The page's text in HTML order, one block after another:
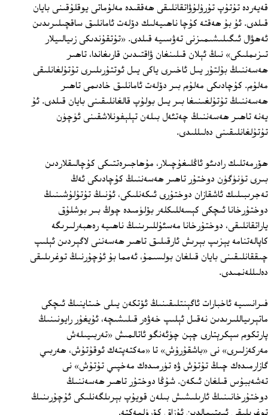
قەيەردە تۇتۇپ تۇرۇلۇۋاتقانلىقى ھەققىدە مەلۇماتى يوقلۇقىنى بايان
قىلدى. ئۇ بۇ ھەقتە كۇچا ناھىيەلىك دۆلەت ئامانلىق ساقچىلىرىدىن
ئەھۋال ئىگىلىشىمىزنى تەۋسىيە قىلدى. «تۇتقۇندىكى زىيالىيلار
تىزىملىكى» نىڭ ئېلان قىلىنغان ۋاقتىدىن قارىغاندا، تاھىر
ھەسەننىڭ بۇلتۇر يىل ئاخىرى ياكى يىل ئوتتۇرىلىرى تۇتۇلغانلىقى
مەلۇم. كۇچادىكى مەلۇم بىر دۆلەت ئامانلىق خادىمى تاھىر
ھەسەننىڭ تۇتۇلغىنىغا بىر يىل بولۇپ قالغانلىقىنى بايان قىلدى. ئۇ
يەنە تاھىر ھەسەننىڭ چەتئەل بىلەن تېلېفونلاشقىنى ئۈچۈن
تۇتۇلغانلىقىنى دەلىللىدى.
ھۆرمەتلىك رادىئو ئاڭلىغۇچىلار، مۇھاجىرەتتىكى كۇچالىقلاردىن
بىرى تۈنۈگۈن دوختۇر تاھىر ھەسەننىڭ كۇچادىكى ئەڭ
تەجرىبىلىك ئاشقازان دوختۇرى ئىكەنلىكى، ئۇنىڭ تۇتۇلۇشىنىڭ
دوختۇرخانا ئىچكى كېسەللىكلەر بۆلۈمىدە چوڭ بىر بوشلۇق
ياراتقانلىقى، دوختۇرخانا مەسئۇللىرىنىڭ ناھىيە رەھبەرلىرىگە
كاپالەتنامە يېزىپ بېرىش ئارقىلىق تاھىر ھەسەننى لاگېردىن ئېلىپ
چىققانلىقىنى بايان قىلغان بولسىمۇ، ئەمما بۇ ئۇچۇرنىڭ توغرىلىقى
دەلىللەنمىدى.
فىرانسىيە ئاخبارات ئاگېنتلىقىنىڭ ئۆتكەن يىلى خىتاينىڭ ئىچكى
ماتېرىياللىرىدىن نەقىل ئېلىپ خەۋەر قىلىشىچە، ئۇيغۇر رايونىنىڭ
پارتكوم سېكرېتارى چېن چۈئەنگو ئاتالمىش «تەربىيىلەش
مەركەزلىرى» نى «باشقۇرۇش» تا «مەكتەپتەك ئوقۇتۇش، ھەربىي
گازارمىدەك چىڭ تۇتۇش ۋە تۈرمىدەك مەخپىي تۇتۇش» نى
تەشەببۇس قىلغان ئىكەن. شۇڭا دوختۇر تاھىر ھەسەننىڭ
دوختۇرخانىنىڭ ئارىلىشىش بىلەن قويۇپ بېرىلگەنلىكى ئۇچۇرىنىڭ